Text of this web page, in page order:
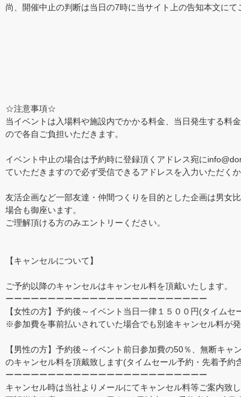
尚、開催中止の判断は当日の7時に当サイト上の告知本文に
☆注意事項☆
当イベントは入場料や施設内でかかる料金、当日発生する料
ので各自ご負担いただきます。
イベント中止の場合は予約時に登録頂くアドレス宛に
ていただきますので必ず受信できるアドレスを入力いただく
友活企画など一部友達・仲間つくりを目的とした企画は男女
場合も御座います。
ご理解頂ける方のみエントリーください。
【キャンセルについて】
ご予約以降のキャンセルはキャンセル料を頂戴いたします。
ーーーーーーーーーーーーーーーーーーーーーーーー
【女性の方】予約後～イベント当日一律１５００円(タイムセ
※参加費を事前払いされていた場合でも別途キャンセル料が発
【男性の方】予約後～イベント前日参加費の50％、無断キ
のキャンセル料を頂戴致します(タイムセール予約・先着予約
ーーーーーーーーーーーーーーーーーーーーーーーー
キャンセル時は当社よりメールにてキャンセル料等ご案内致し